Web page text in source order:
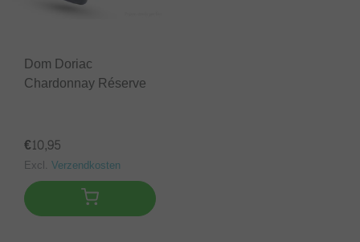
Dom Doriac
Chardonnay Réserve
€10,95
Excl. Verzendkosten